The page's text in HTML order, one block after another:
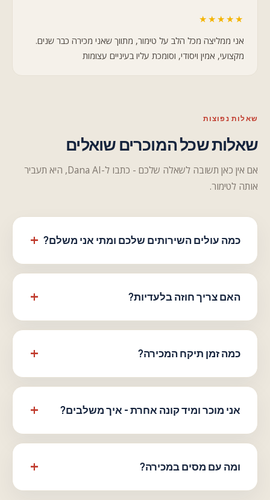
★★★★★
אני ממליצה מכל הלב על טימור, מתווך שאני מכירה כבר שנים.
מקצועי, אמין ויסודי, וסומכת עליו בעיניים עצומות
שאלות נפוצות
שאלות שכל המוכרים שואלים
אם אין כאן תשובה לשאלה שלכם - כתבו ל-Dana AI, היא תעביר
אותה לטימור.
כמה עולים השירותים שלכם ומתי אני משלם?
האם צריך חוזה בלעדיות?
כמה זמן תיקח המכירה?
אני מוכר ומיד קונה אחרת - איך משלבים?
ומה עם מסים במכירה?